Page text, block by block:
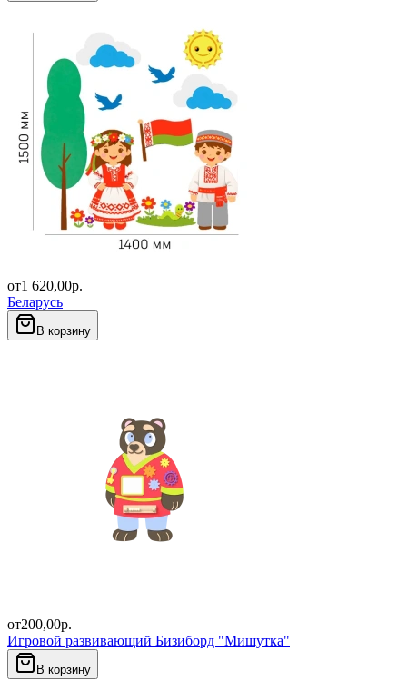
от1 620,00р.
Беларусь
В корзину
от200,00р.
Игровой развивающий Бизиборд "Мишутка"
В корзину